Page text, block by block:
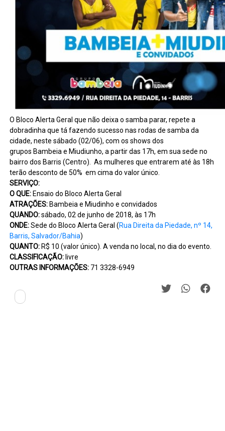
O Bloco Alerta Geral que não deixa o samba parar, repete a
dobradinha que tá fazendo sucesso nas rodas de samba da
cidade, neste sábado (02/06), com os shows dos
grupos Bambeia e Miudiunho, a partir das 17h, em sua sede no
bairro dos Barris (Centro). As mulheres que entrarem até às 18h
terão desconto de 50% em cima do valor único.
SERVIÇO:
O QUE: Ensaio do Bloco Alerta Geral
ATRAÇÕES: Bambeia e Miudinho e convidados
QUANDO:sábado, 02 de junho de 2018, às 17h
ONDE:Sede do Bloco Alerta Geral (Rua Direita da Piedade, nº 14,
Barris, Salvador/Bahia)
QUANTO: R$ 10 (valor único). A venda no local, no dia do evento.
CLASSIFICAÇÃO: livre
OUTRAS INFORMAÇÕES: 71 3328-6949